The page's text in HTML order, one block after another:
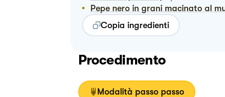
Pepe nero in grani macinato al
Copia ingredienti
Procedimento
Modalità passo passo